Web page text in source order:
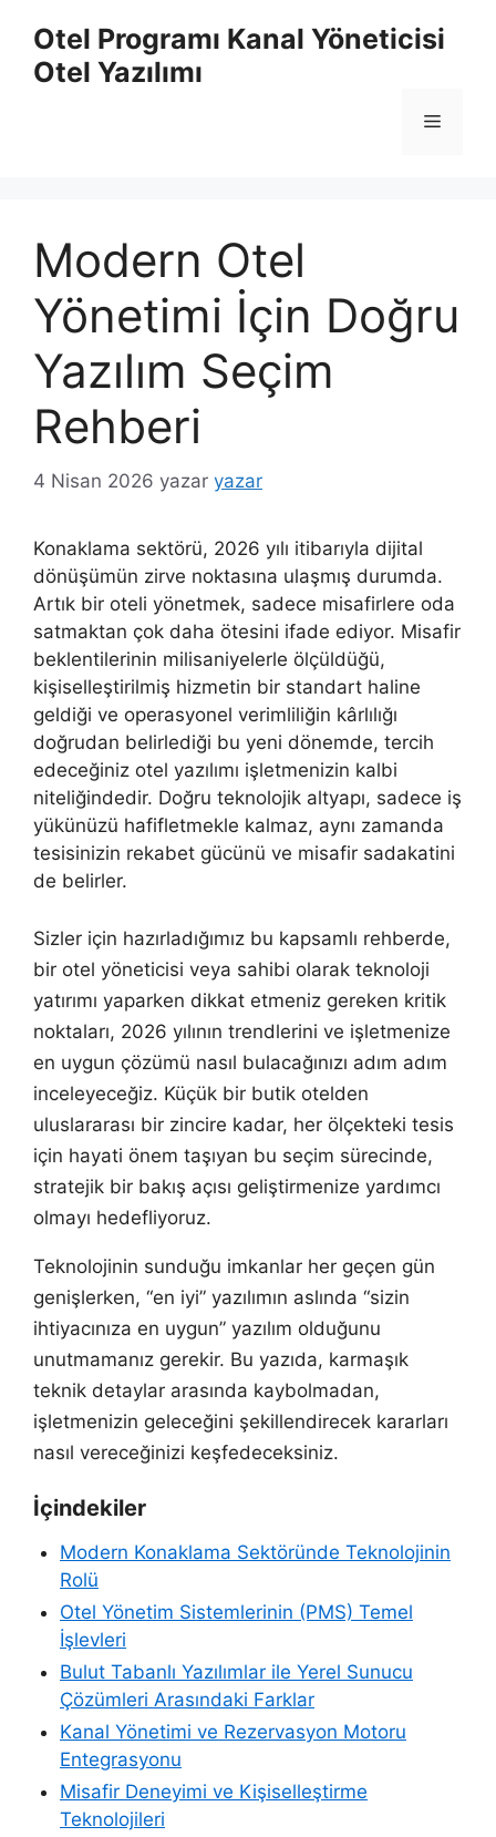
Otel Programı Kanal Yöneticisi
Otel Yazılımı
Menü
Modern Otel
Yönetimi İçin Doğru
Yazılım Seçim
Rehberi
4 Nisan 2026 yazar yazar
Konaklama sektörü, 2026 yılı itibarıyla dijital
dönüşümün zirve noktasına ulaşmış durumda.
Artık bir oteli yönetmek, sadece misafirlere oda
satmaktan çok daha ötesini ifade ediyor. Misafir
beklentilerinin milisaniyelerle ölçüldüğü,
kişiselleştirilmiş hizmetin bir standart haline
geldiği ve operasyonel verimliliğin kârlılığı
doğrudan belirlediği bu yeni dönemde, tercih
edeceğiniz otel yazılımı işletmenizin kalbi
niteliğindedir. Doğru teknolojik altyapı, sadece iş
yükünüzü hafifletmekle kalmaz, aynı zamanda
tesisinizin rekabet gücünü ve misafir sadakatini
de belirler.
Sizler için hazırladığımız bu kapsamlı rehberde,
bir otel yöneticisi veya sahibi olarak teknoloji
yatırımı yaparken dikkat etmeniz gereken kritik
noktaları, 2026 yılının trendlerini ve işletmenize
en uygun çözümü nasıl bulacağınızı adım adım
inceleyeceğiz. Küçük bir butik otelden
uluslararası bir zincire kadar, her ölçekteki tesis
için hayati önem taşıyan bu seçim sürecinde,
stratejik bir bakış açısı geliştirmenize yardımcı
olmayı hedefliyoruz.
Teknolojinin sunduğu imkanlar her geçen gün
genişlerken, “en iyi” yazılımın aslında “sizin
ihtiyacınıza en uygun” yazılım olduğunu
unutmamanız gerekir. Bu yazıda, karmaşık
teknik detaylar arasında kaybolmadan,
işletmenizin geleceğini şekillendirecek kararları
nasıl vereceğinizi keşfedeceksiniz.
İçindekiler
Modern Konaklama Sektöründe Teknolojinin
Rolü
Otel Yönetim Sistemlerinin (PMS) Temel
İşlevleri
Bulut Tabanlı Yazılımlar ile Yerel Sunucu
Çözümleri Arasındaki Farklar
Kanal Yönetimi ve Rezervasyon Motoru
Entegrasyonu
Misafir Deneyimi ve Kişiselleştirme
Teknolojileri